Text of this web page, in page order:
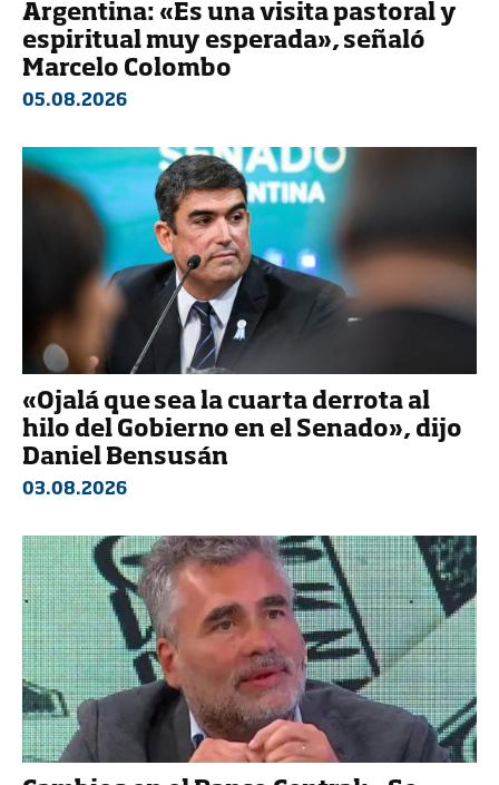
Argentina: «Es una visita pastoral y
espiritual muy esperada», señaló
Marcelo Colombo
05.08.2026
«Ojalá que sea la cuarta derrota al
hilo del Gobierno en el Senado», dijo
Daniel Bensusán
03.08.2026